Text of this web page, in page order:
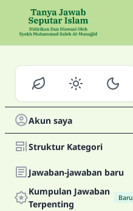
Akun saya
Struktur Kategori
Jawaban-jawaban baru
Kumpulan Jawaban
Terpenting
Baru